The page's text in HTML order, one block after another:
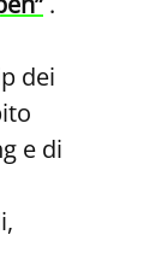
dei
e di